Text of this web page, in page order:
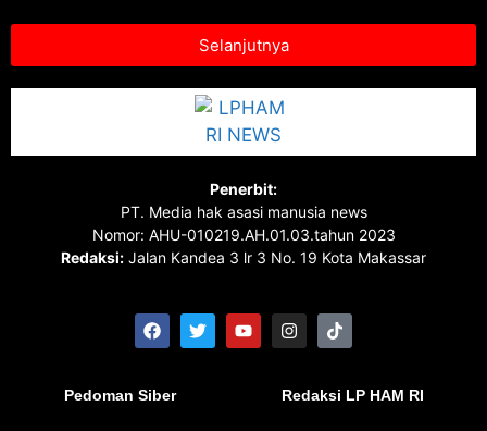
Selanjutnya
Penerbit:
PT. Media hak asasi manusia news
Nomor: AHU-010219.AH.01.03.tahun 2023
Redaksi: Jalan Kandea 3 lr 3 No. 19 Kota Makassar
Pedoman Siber Redaksi LP HAM RI